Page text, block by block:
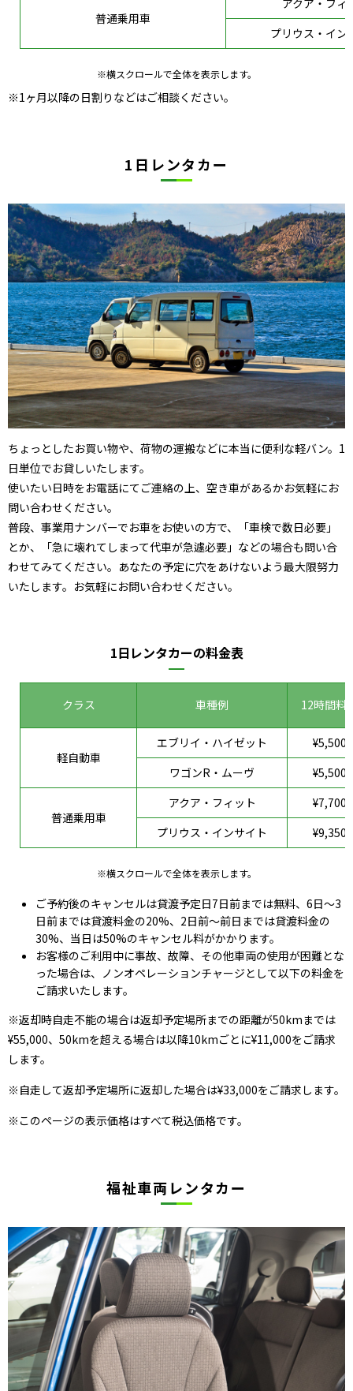
普通乗用車
プリウス・イン
※横スクロールで全体を表示します。
※1ヶ月以降の日割りなどはご相談ください。
1日レンタカー
ちょっとしたお買い物や、荷物の運搬などに本当に便利な軽バン。1
日単位でお貸しいたします。
​使いたい日時をお電話にてご連絡の上、空き車があるかお気軽にお
問い合わせください。
普段、事業用ナンバーでお車をお使いの方で、「車検で数日必要」
とか、「急に壊れてしまって代車が急遽必要」などの場合も問い合
わせてみてください。あなたの予定に穴をあけないよう最大限努力
いたします。お気軽にお問い合わせください。
1日レンタカーの料金表
クラス 車種例 12時間料
軽自動車
エブリイ・ハイゼット
¥5,500
ワゴンR・ムーヴ
¥5,500
普通乗用車
アクア・フィット
¥7,700
プリウス・インサイト
¥9,350
※横スクロールで全体を表示します。
ご予約後のキャンセルは貸渡予定日7日前までは無料、6日～3
日前までは貸渡料金の20%、2日前～前日までは貸渡料金の
30%、当日は50%のキャンセル料がかかります。
お客様のご利用中に事故、故障、その他車両の使用が困難とな
った場合は、ノンオペレーションチャージとして以下の料金を
ご請求いたします。
※返却時自走不能の場合は返却予定場所までの距離が50kmまでは
¥55,000、50kmを超える場合は以降10kmごとに¥11,000をご請求
します。
※自走して返却予定場所に返却した場合は¥33,000をご請求します。
※このページの表示価格はすべて税込価格です。
福祉車両レンタカー